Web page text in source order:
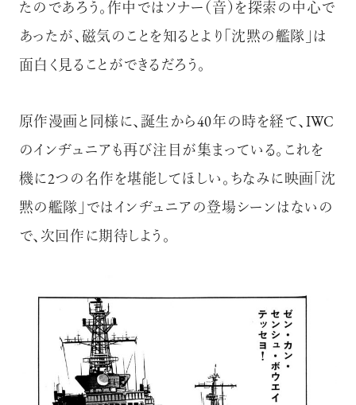
たのであろう。作中ではソナー（音）を探索の中心で
あったが、磁気のことを知るとより「沈黙の艦隊」は
面白く見ることができるだろう。
原作漫画と同様に、誕生から40年の時を経て、IWC
のインヂュニアも再び注目が集まっている。これを
機に2つの名作を堪能してほしい。ちなみに映画「沈
黙の艦隊」ではインヂュニアの登場シーンはないの
で、次回作に期待しよう。